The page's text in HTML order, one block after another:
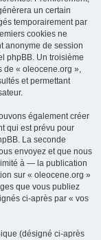
un certain
temporairement par
cookies ne
anonyme de session
phpBB. Un troisième
de « oleocene.org »,
et permettant
également créer
qui est prévu pour
La seconde
envoyez et que nous
à — la publication
sur « oleocene.org »
que vous publiez
ci-après par « vos
(désigné ci-après